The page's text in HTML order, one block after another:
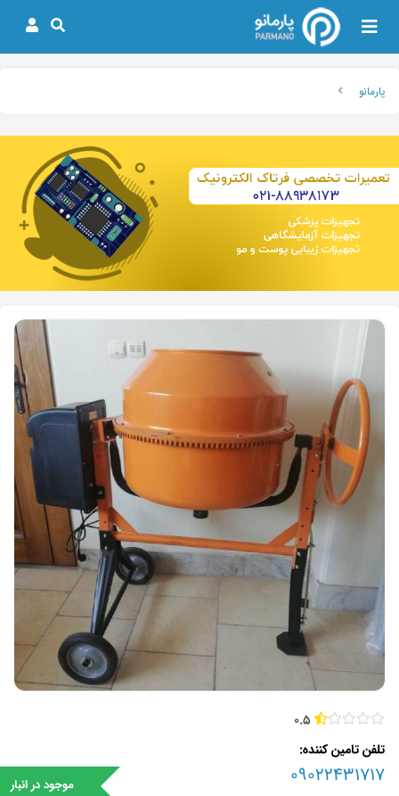
پارمانو
0.5
موجود در انبار
تلفن تامین کننده
09022431717